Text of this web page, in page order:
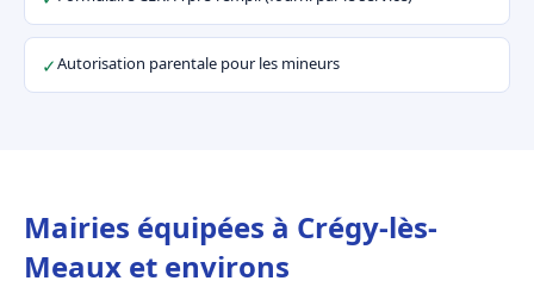
✓Autorisation parentale pour les mineurs
Mairies équipées à Crégy-lès-
Meaux et environs